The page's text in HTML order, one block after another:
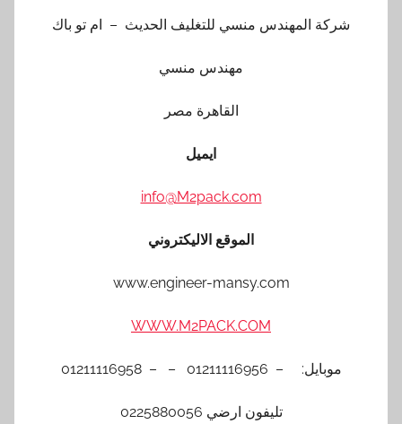
شركة المهندس منسي للتغليف الحديث – ام تو باك
مهندس منسي
القاهرة مصر
ايميل
info@M2pack.com
الموقع الاليكتروني
www.engineer-mansy.com
WWW.M2PACK.COM
موبايل: – 01211116956 – – 01211116958
تليفون ارضي 0225880056